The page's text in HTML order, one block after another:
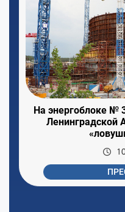
На энергоблоке №
Ленинградской